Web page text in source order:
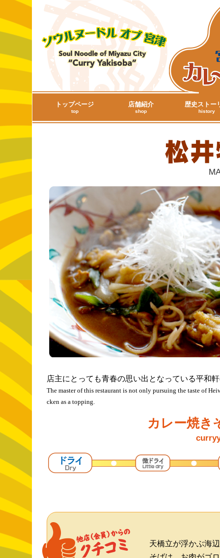
トップページ
top
店舗紹介
shop
歴史ストー
history
松
店主にとっても青春の思い出となっている平和
The master of this restaurant is not only pursuing the taste of
cken as a topping.
カレー焼き
天橋立が浮かぶ海